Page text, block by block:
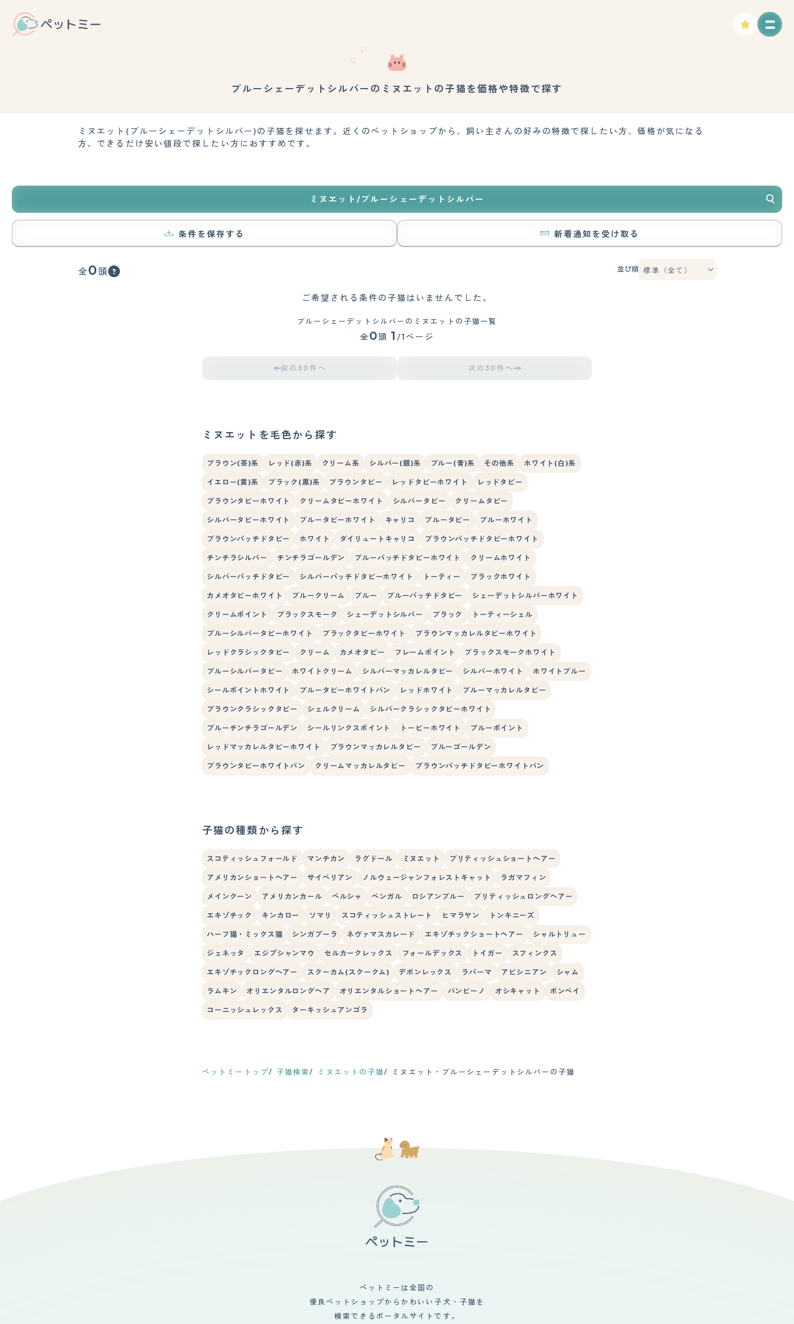
ブルーシェーデットシルバーのミヌエットの子猫を価格や特徴で探す
ミヌエット(ブルーシェーデットシルバー)の子猫を探せます。近くのペットショップから、飼い主さんの好みの特徴で探したい方、価格が気になる
方、できるだけ安い値段で探したい方におすすめです。
ミヌエット/ブルーシェーデットシルバー
条件を保存する 新着通知を受け取る
全0 頭 並び順
ご希望される条件の子猫はいませんでした。
ブルーシェーデットシルバーのミヌエットの子猫一覧
全0頭 1 /1ページ
前の30件へ 次の30件へ
ミヌエットを毛色から探す
ブラウン(茶)系 レッド(赤)系 クリーム系 シルバー(銀)系 ブルー(青)系 その他系 ホワイト(白)系
イエロー(黄)系 ブラック(黒)系 ブラウンタビー レッドタビーホワイト レッドタビー
ブラウンタビーホワイト クリームタビーホワイト シルバータビー クリームタビー
シルバータビーホワイト ブルータビーホワイト キャリコ ブルータビー ブルーホワイト
ブラウンパッチドタビー ホワイト ダイリュートキャリコ ブラウンパッチドタビーホワイト
チンチラシルバー チンチラゴールデン ブルーパッチドタビーホワイト クリームホワイト
シルバーパッチドタビー シルバーパッチドタビーホワイト トーティー ブラックホワイト
カメオタビーホワイト ブルークリーム ブルー ブルーパッチドタビー シェーデットシルバーホワイト
クリームポイント ブラックスモーク シェーデットシルバー ブラック トーティーシェル
ブルーシルバータビーホワイト ブラックタビーホワイト ブラウンマッカレルタビーホワイト
レッドクラシックタビー クリーム カメオタビー フレームポイント ブラックスモークホワイト
ブルーシルバータビー ホワイトクリーム シルバーマッカレルタビー シルバーホワイト ホワイトブルー
シールポイントホワイト ブルータビーホワイトバン レッドホワイト ブルーマッカレルタビー
ブラウンクラシックタビー シェルクリーム シルバークラシックタビーホワイト
ブルーチンチラゴールデン シールリンクスポイント トービーホワイト ブルーポイント
レッドマッカレルタビーホワイト ブラウンマッカレルタビー ブルーゴールデン
ブラウンタビーホワイトバン クリームマッカレルタビー ブラウンパッチドタビーホワイトバン
子猫の種類から探す
スコティッシュフォールド マンチカン ラグドール ミヌエット ブリティッシュショートヘアー
アメリカンショートヘアー サイベリアン ノルウェージャンフォレストキャット ラガマフィン
メインクーン アメリカンカール ペルシャ ベンガル ロシアンブルー ブリティッシュロングヘアー
エキゾチック キンカロー ソマリ スコティッシュストレート ヒマラヤン トンキニーズ
ハーフ猫・ミックス猫 シンガプーラ ネヴァマスカレード エキゾチックショートヘアー シャルトリュー
ジェネッタ エジプシャンマウ セルカークレックス フォールデックス トイガー スフィンクス
エキゾチックロングヘアー スクーカム(スクークム) デボンレックス ラパーマ アビシニアン シャム
ラムキン オリエンタルロングヘア オリエンタルショートヘアー バンビーノ オシキャット ボンベイ
コーニッシュレックス ターキッシュアンゴラ
ペットミートップ 子猫検索 ミヌエットの子猫 ミヌエット・ブルーシェーデットシルバーの子猫
ペットミーは全国の
優良ペットショップからかわいい子犬・子猫を
検索できるポータルサイトです。